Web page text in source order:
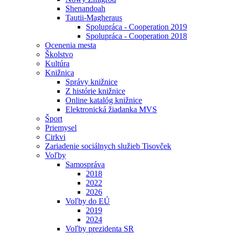
Shenandoah
Tautii-Magheraus
Spolupráca - Cooperation 2019
Spolupráca - Cooperation 2018
Ocenenia mesta
Školstvo
Kultúra
Knižnica
Správy knižnice
Z histórie knižnice
Online katalóg knižnice
Elektronická žiadanka MVS
Šport
Priemysel
Cirkvi
Zariadenie sociálnych služieb Tisovček
Voľby
Samospráva
2018
2022
2026
Voľby do EÚ
2019
2024
Voľby prezidenta SR